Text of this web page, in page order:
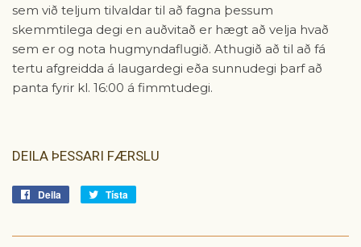
sem við teljum tilvaldar til að fagna þessum
skemmtilega degi en auðvitað er hægt að velja hvað
sem er og nota hugmyndaflugið. Athugið að til að fá
tertu afgreidda á laugardegi eða sunnudegi þarf að
panta fyrir kl. 16:00 á fimmtudegi.
DEILA ÞESSARI FÆRSLU
Deila
Deila
Tísta